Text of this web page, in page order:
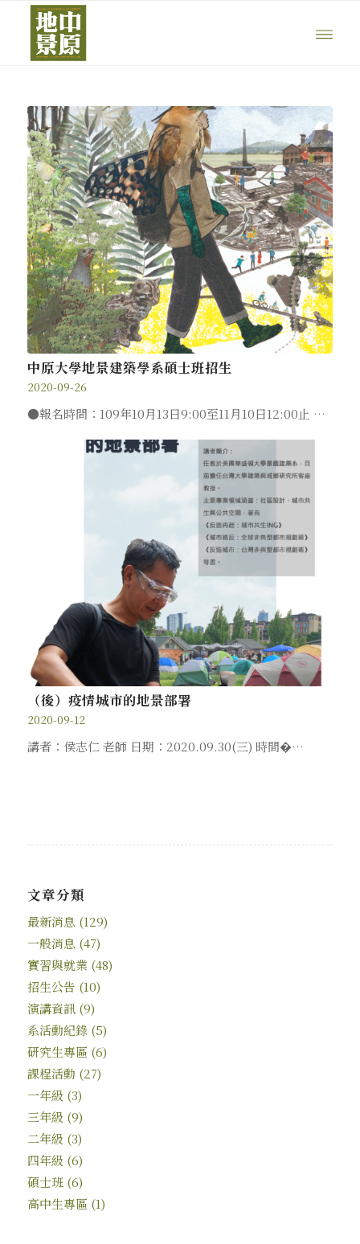
中原大學地景建築學系碩士班招生
2020-09-26
●報名時間：109年10月13日9:00至11月10日12:00止 …
（後）疫情城市的地景部署
2020-09-12
講者：侯志仁 老師 日期：2020.09.30(三) 時間�…
文章分類
最新消息(129)
一般消息(47)
實習與就業(48)
招生公告 (10)
演講資訊(9)
系活動紀錄(5)
研究生專區 (6)
課程活動 (27)
一年級 (3)
三年級 (9)
二年級 (3)
四年級 (6)
碩士班(6)
高中生專區 (1)